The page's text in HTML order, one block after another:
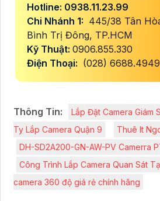
Hotline: 0938.11.23.99
Chi Nhánh 1: 445/38 Tân
Bình Trị Đông, TP.HCM
Kỹ Thuật: 0906.855.330
Điện Thoại: (028) 6688.4949
Thông Tin: Lắp Đặt Camera Giám
Ty Lắp Camera Quận 9
Thuê It
DH-SD2A200-GN-AW-PV Camerra
Công Trình Lắp Camera Quan Sát
camera 360 độ giá rẻ chính hãng